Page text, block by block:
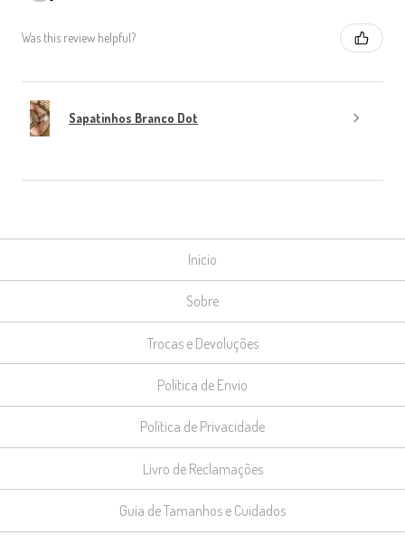
Was this review helpful?
Sapatinhos Branco Dot
Início
Sobre
Trocas e Devoluções
Política de Envio
Política de Privacidade
Livro de Reclamações
Guia de Tamanhos e Cuidados